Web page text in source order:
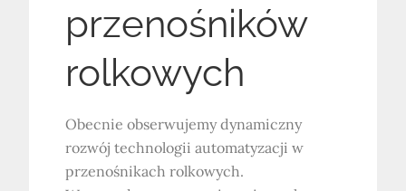
przenośników
rolkowych
Obecnie obserwujemy dynamiczny
rozwój technologii automatyzacji w
przenośnikach rolkowych.